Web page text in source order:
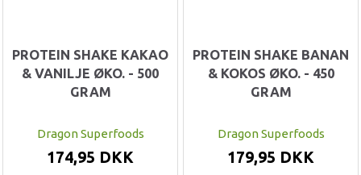
PROTEIN SHAKE KAKAO
& VANILJE ØKO. - 500
GRAM
Dragon Superfoods
174,95 DKK
PROTEIN SHAKE BANAN
& KOKOS ØKO. - 450
GRAM
Dragon Superfoods
179,95 DKK